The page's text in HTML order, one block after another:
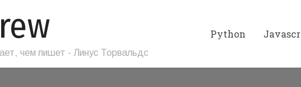
чем пишет - Линус Торвальдс
Python